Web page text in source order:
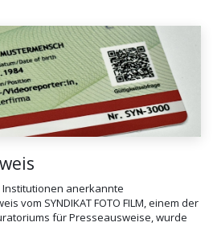
anerkannte
vom SYNDIKAT FOTO FILM, einem der
für Presseausweise, wurde